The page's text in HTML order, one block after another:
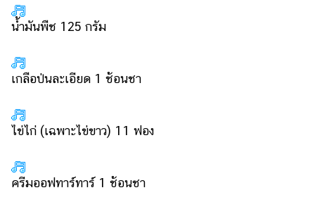
น้ำมันพืช 125 กรัม
เกลือป่นละเอียด 1 ช้อนชา
ไข่ไก่ (เฉพาะไข่ขาว) 11 ฟอง
ครีมออฟทาร์ทาร์ 1 ช้อนชา